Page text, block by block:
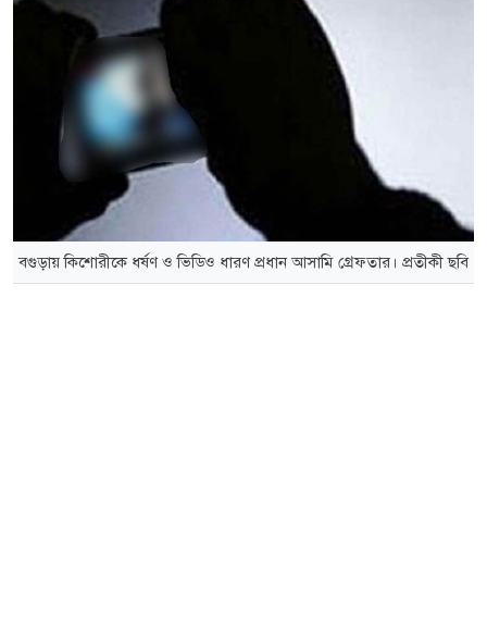
বগুড়ায় কিশোরীকে ধর্ষণ ও ভিডিও ধারণ প্রধান আসামি গ্রেফতার। প্রতীকী ছবি